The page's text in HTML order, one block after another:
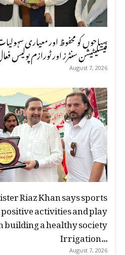
سیاحوں کو محفوظ اور معیاری
فیسلیٹیشن سنٹرز اور ٹورازم پولیس
August 7, 2026
Riaz Khan says sports
activities and play
building a healthy society
Irrigation...
August 7, 2026